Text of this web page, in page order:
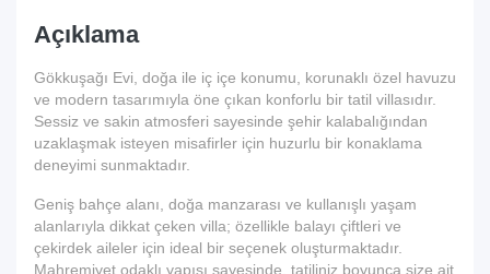
Açıklama
Gökkuşağı Evi, doğa ile iç içe konumu, korunaklı özel havuzu
ve modern tasarımıyla öne çıkan konforlu bir tatil villasıdır.
Sessiz ve sakin atmosferi sayesinde şehir kalabalığından
uzaklaşmak isteyen misafirler için huzurlu bir konaklama
deneyimi sunmaktadır.
Geniş bahçe alanı, doğa manzarası ve kullanışlı yaşam
alanlarıyla dikkat çeken villa; özellikle balayı çiftleri ve
çekirdek aileler için ideal bir seçenek oluşturmaktadır.
Mahremiyet odaklı yapısı sayesinde, tatiliniz boyunca size ait